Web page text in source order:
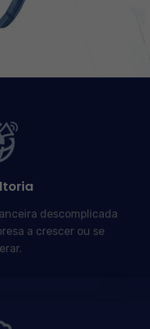
descomplicada
a crescer ou se